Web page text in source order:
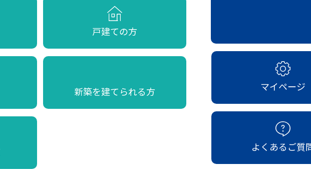
戸建ての方
新築を建てられる方 マイページ
よくあるご質